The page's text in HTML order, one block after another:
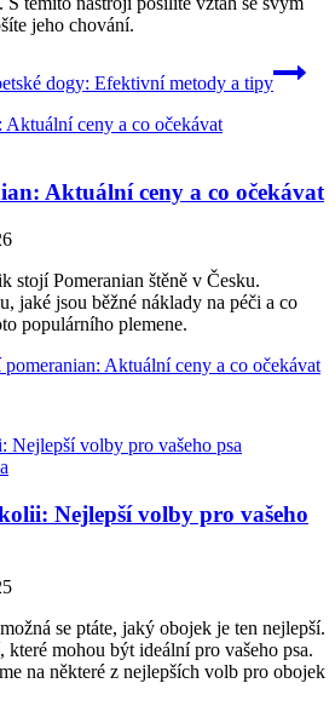
jeho chování.
dogy: Efektivní metody a tipy
Aktuální ceny a co očekávat
stojí Pomeranian štěně v Česku.
jaké jsou běžné náklady na péči a co
populárního plemene.
Aktuální ceny a co očekávat
Nejlepší volby pro vašeho
se ptáte, jaký obojek je ten nejlepší.
mohou být ideální pro vašeho psa.
na některé z nejlepších volb pro obojek